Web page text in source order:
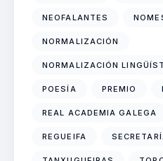
NEOFALANTES
NORMALIZACIÓN
NORMALIZACIÓN
POESÍA PREMIO
REAL ACADEMIA GALEGA
REGUEIFA